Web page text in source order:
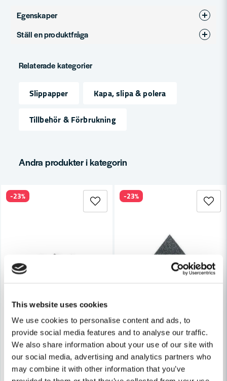
This website uses cookies
We use cookies to personalise content and ads, to
provide social media features and to analyse our traffic.
We also share information about your use of our site with
our social media, advertising and analytics partners who
may combine it with other information that you’ve
Egenskaper
Produkttyp Trekantsslippapper
Ställ en produktfråga
Fråga oss något om denna produkten...
Namn
Ja, ni får publicera min fråga
Relaterade kategorier
Slippapper
Kapa, slipa & polera
Tillbehör & Förbrukning
Andra produkter i kategorin
-23%
FEIN
-23%